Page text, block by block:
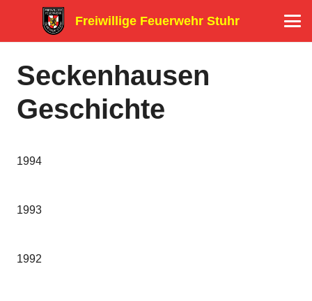
Freiwillige Feuerwehr Stuhr
Seckenhausen
Geschichte
1994
1993
1992